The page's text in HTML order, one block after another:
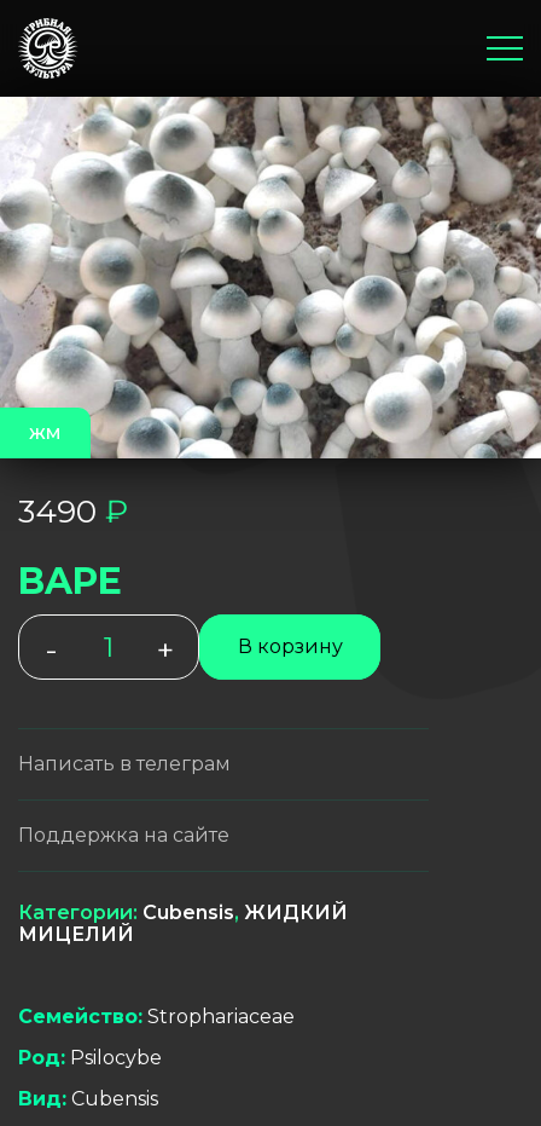
Главная
Корзина
Оплата и доставка
Бонусы и акции
Блог
жм
3490 ₽
BAPE
-
Количество
товара
BAPE
+ В корзину
Категории: Cubensis, ЖИДКИЙ
МИЦЕЛИЙ
Написать в телеграм
Поддержка на сайте
Семейство: Strophariaceae
Род: Psilocybe
Вид: Cubensis